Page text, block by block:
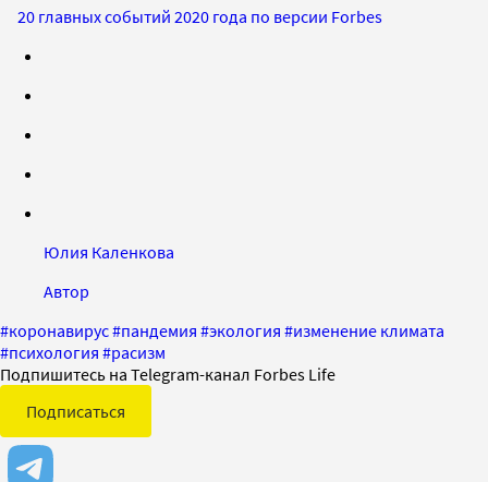
20 главных событий 2020 года по версии Forbes
Юлия Каленкова
Автор
#коронавирус#пандемия #экология #изменение климата
#психология #расизм
Подпишитесь на Telegram-канал Forbes Life
Подписаться